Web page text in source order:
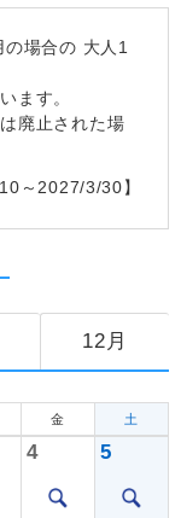
の場合の 大人1
ます。
廃止された場
～2027/3/30】
12月
金 土
4 5